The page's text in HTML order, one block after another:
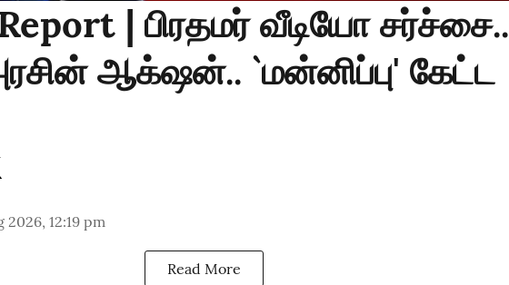
| பிரதமர் வீடியோ சர்ச்சை..
ஆக்‌ஷன்.. `மன்னிப்பு' கேட்ட
2026, 12:19 pm
Read More